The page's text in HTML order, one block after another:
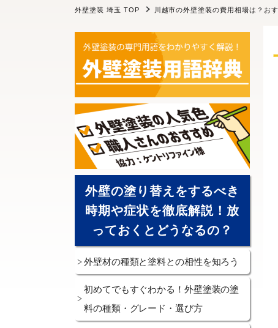
外壁塗装 埼玉 TOP 川越市の外壁塗装の費用相場は？お
外壁の塗り替えをするべき
時期や症状を徹底解説！放
っておくとどうなるの？
外壁材の種類と塗料との相性を知ろう
初めてでもすぐわかる！外壁塗装の塗
料の種類・グレード・選び方